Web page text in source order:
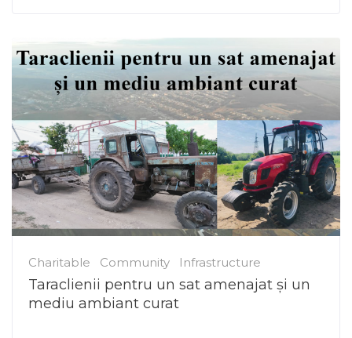
Charitable Community Infrastructure
Taraclienii pentru un sat amenajat și un
mediu ambiant curat